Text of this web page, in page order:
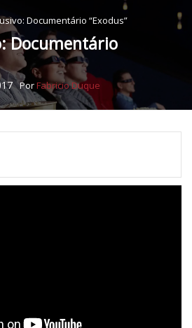
Documentário “Exodus”
Documentário
Por Fabricio Duque